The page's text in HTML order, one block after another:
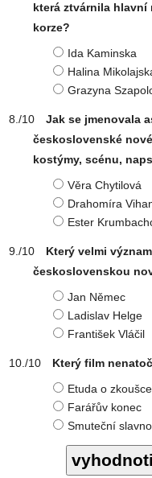
která ztvárnila hlavní
korze?
Ida Kaminska
Halina
Grazyna
Jak se jmenovala
československé
kostýmy, scénu,
Věra Chytilová
Drahomíra
Ester
Který velmi
československou
Jan Němec
Ladislav Helge
František Vláčil
Který film
Etuda o zkoušce
Farářův konec
Smuteční